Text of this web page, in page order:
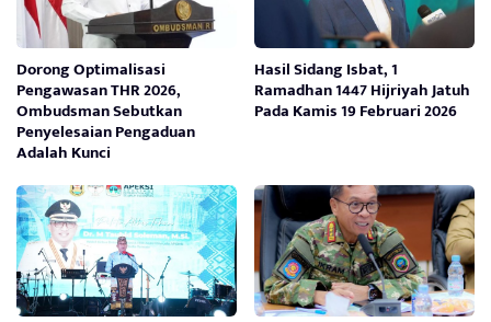
Dorong Optimalisasi
Pengawasan THR 2026,
Ombudsman Sebutkan
Penyelesaian Pengaduan
Adalah Kunci
Hasil Sidang Isbat, 1
Ramadhan 1447 Hijriyah Jatuh
Pada Kamis 19 Februari 2026